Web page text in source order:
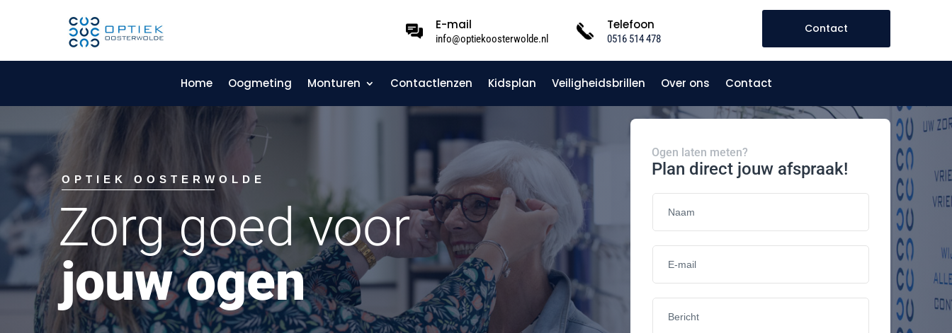
E-mail
info@optiekoosterwolde.nl
Telefoon
0516 514 478
Contact
Home Oogmeting Monturen Contactlenzen Kidsplan Veiligheidsbrillen Over ons Contact
OPTIEK OOSTERWOLDE
Zorg goed voor
jouw ogen
Ogen laten meten?
Plan direct jouw afspraak!